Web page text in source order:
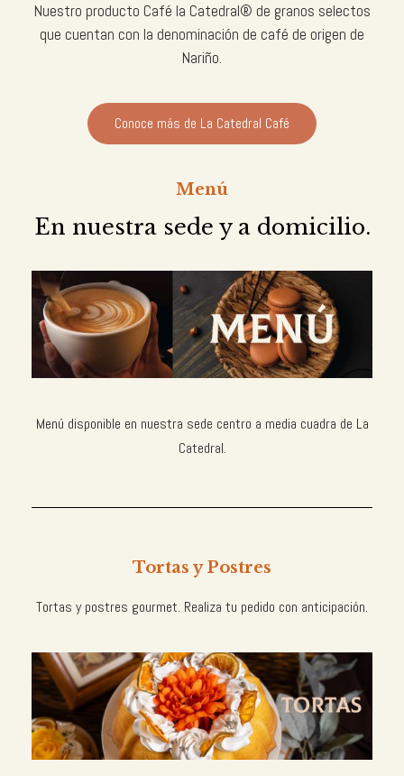
Nuestro producto Café la Catedral® de granos selectos
que cuentan con la denominación de café de origen de
Nariño.
Conoce más de La Catedral Café
Menú
En nuestra sede y a domicilio.
Menú disponible en nuestra sede centro a media cuadra de La
Catedral.
Tortas y Postres
Tortas y postres gourmet. Realiza tu pedido con anticipación.